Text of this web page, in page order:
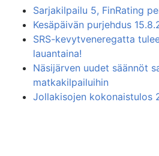
Sarjakilpailu 5, FinRating
Kesäpäivän purjehdus
SRS-kevytveneregatta
lauantaina!
Näsijärven uudet säännöt
matkakilpailuihin
Jollakisojen kokonaistulos